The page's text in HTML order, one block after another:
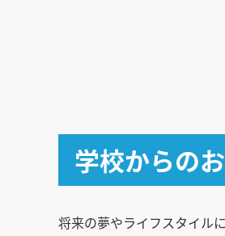
学校からの
将来の夢やライフスタイル